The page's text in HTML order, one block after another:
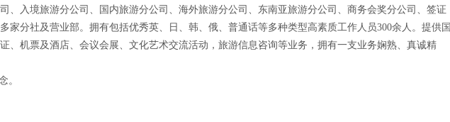
、入境旅游分公司、国内旅游分公司、海外旅游分公司、东南亚旅游分公司、商务会奖分公司、签证
家分社及营业部。拥有包括优秀英、日、韩、俄、普通话等多种类型高素质工作人员300余人。提供国
、机票及酒店、会议会展、文化艺术交流活动，旅游信息咨询等业务，拥有一支业务娴熟、真诚精
。